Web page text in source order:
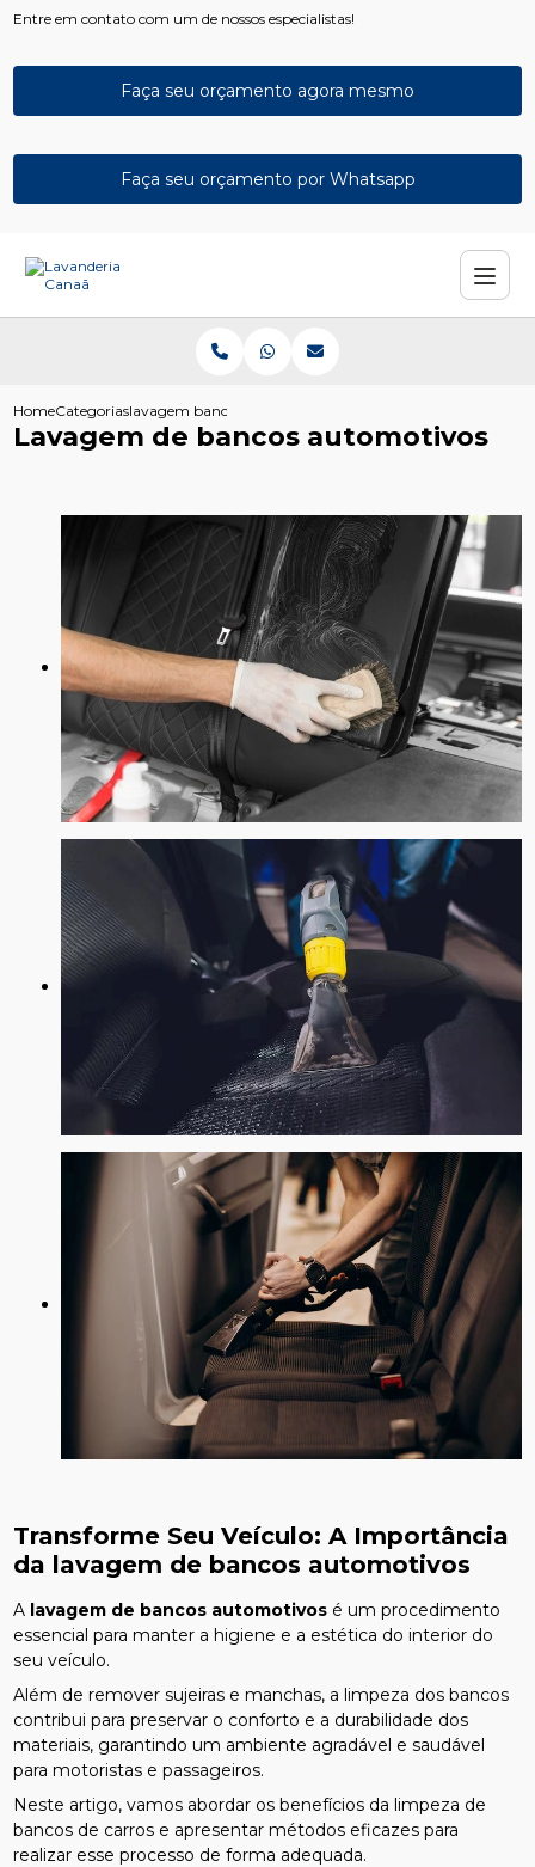
Entre em contato com um de nossos especialistas!
Faça seu orçamento agora mesmo
Faça seu orçamento por Whatsapp
HomeCategoriaslavagem bancos automotivos
Lavagem de bancos automotivos
Transforme Seu Veículo: A Importância
da lavagem de bancos automotivos
A lavagem de bancos automotivos é um procedimento
essencial para manter a higiene e a estética do interior do
seu veículo.
Além de remover sujeiras e manchas, a limpeza dos bancos
contribui para preservar o conforto e a durabilidade dos
materiais, garantindo um ambiente agradável e saudável
para motoristas e passageiros.
Neste artigo, vamos abordar os benefícios da limpeza de
bancos de carros e apresentar métodos eficazes para
realizar esse processo de forma adequada.